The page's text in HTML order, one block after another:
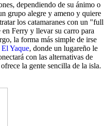
dependiendo de su ánimo o
grupo alegre y ameno y quiere
los catamaranes con un "full
Ferry y llevar su carro para
la forma más simple de irse
Yaque, donde un lugareño le
con las alternativas de
la gente sencilla de la isla.